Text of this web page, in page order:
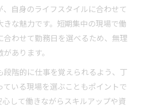
、自身のライフスタイルに合わせて
きな魅力です。短期集中の現場で働
合わせて勤務日を選べるため、無理
あります。
段階的に仕事を覚えられるよう、丁
いる現場を選ぶこともポイントで
心して働きながらスキルアップや資